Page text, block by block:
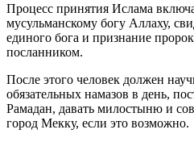
Процесс принятия Ислама
мусульманскому богу Аллаху,
единого бога и признание
посланником.
После этого человек должен
обязательных намазов в день,
Рамадан, давать милостыню и
город Мекку, если это возможно.